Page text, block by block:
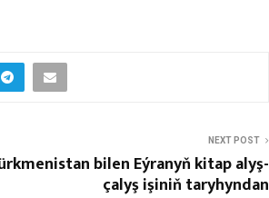
NEXT POST
bilen Eýranyň kitap alyş-
çalyş işiniň taryhyndan